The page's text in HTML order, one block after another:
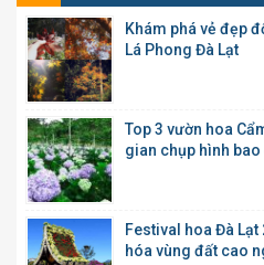
Khám phá vẻ đẹp
Lá Phong Đà Lạt
Top 3 vườn hoa
gian chụp hình bao
Festival hoa Đà Lạt
hóa vùng đất cao